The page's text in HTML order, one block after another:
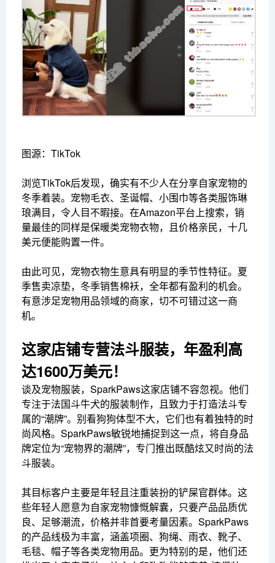
图源：TikTok
浏览TikTok后发现，确实有不少人在分享自家宠物的
冬季着装。宠物毛衣、圣诞帽、小围巾等各类服饰琳
琅满目，令人目不暇接。在Amazon平台上搜索，销
量最佳的同样是保暖类宠物衣物，且价格亲民，十几
美元便能购置一件。
由此可见，宠物衣物生意具有明显的季节性特征。夏
季售卖凉垫，冬季销售棉袄，全年都有盈利的机会。
有意涉足宠物用品领域的商家，切不可错过这一商
机。
这家店铺专营法斗服装，年盈利高
达1600万美元！
谈及宠物服装，SparkPaws这家店铺不容忽视。他们
专注于法国斗牛犬的服装制作，且致力于打造法斗专
属的“潮牌”。别看狗狗体型不大，它们也有着独特的时
尚风格。SparkPaws敏锐地捕捉到这一点，将自身品
牌定位为“宠物界的潮牌”，专门推出既酷炫又时尚的法
斗服装。
其目标客户主要是年轻且注重装扮的铲屎官群体。这
些年轻人愿意为自家宠物慷慨解囊，只要产品品质优
良、足够潮流，价格并非首要考量因素。SparkPaws
的产品线极为丰富，涵盖项圈、狗绳、雨衣、靴子、
毛毯、帽子等各类宠物用品。更为特别的是，他们还